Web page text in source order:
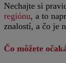
Nechajte si
regiónu, a to
znalostí, a čo je
Čo môžete